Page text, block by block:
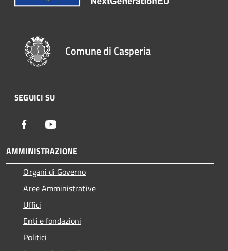
Comune di Casperia
SEGUICI SU
Facebook
AMMINISTRAZIONE
Organi di Governo
Aree Amministrative
Uffici
Enti e fondazioni
Politici